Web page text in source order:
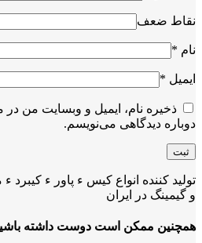
نقاط ضعف
نام *
ایمیل *
ذخیره نام، ایمیل و وبسایت من
دوباره دیدگاهی می‌نویسم.
تولید کننده انواع کیس ء پاور ء
و گیمینگ در ایران
همچنین ممکن است دوست داشته